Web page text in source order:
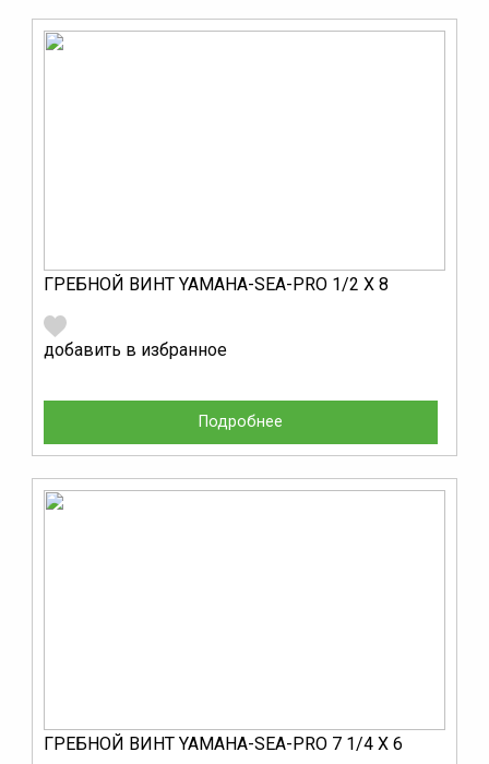
ГРЕБНОЙ ВИНТ YAMAHA-SEA-PRO 1/2 Х 8
Подробнее
добавить в избранное
ГРЕБНОЙ ВИНТ YAMAHA-SEA-PRO 7 1/4 Х 6